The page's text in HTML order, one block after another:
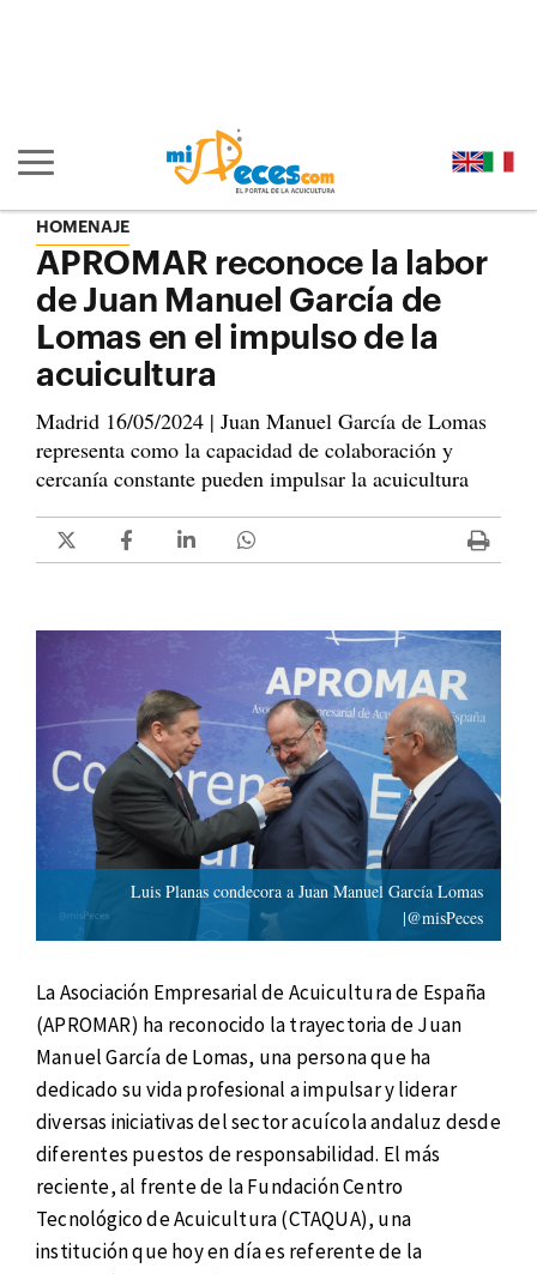
Mostrar/ocultar navegación principal
HOMENAJE
APROMAR reconoce la labor
de Juan Manuel García de
Lomas en el impulso de la
acuicultura
Madrid 16/05/2024 | Juan Manuel García de Lomas
representa como la capacidad de colaboración y
cercanía constante pueden impulsar la acuicultura
Luis Planas condecora a Juan Manuel García Lomas
|@misPeces
La Asociación Empresarial de Acuicultura de España
(APROMAR) ha reconocido la trayectoria de Juan
Manuel García de Lomas, una persona que ha
dedicado su vida profesional a impulsar y liderar
diversas iniciativas del sector acuícola andaluz desde
diferentes puestos de responsabilidad. El más
reciente, al frente de la Fundación Centro
Tecnológico de Acuicultura (CTAQUA), una
institución que hoy en día es referente de la